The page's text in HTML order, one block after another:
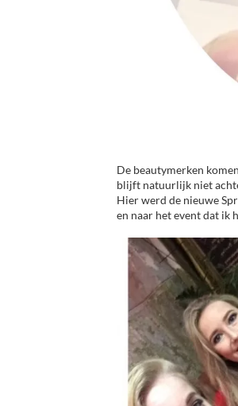
De beautymerken
blijft natuurlijk niet
Hier werd de nieuwe
en naar het event dat ik